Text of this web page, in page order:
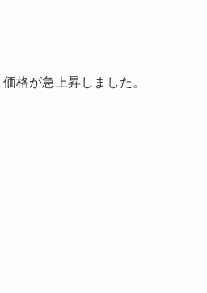
格が急上昇しました。